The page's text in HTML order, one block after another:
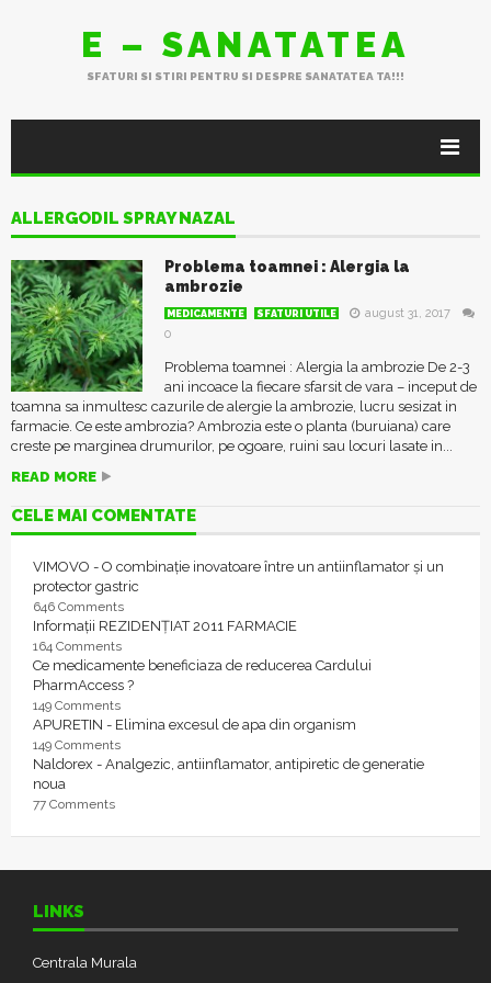
E – SANATATEA
SFATURI SI STIRI PENTRU SI DESPRE SANATATEA TA!!!
ALLERGODIL SPRAY NAZAL
Problema toamnei : Alergia la
ambrozie
MEDICAMENTE SFATURI UTILE
august 31, 2017
0
Problema toamnei : Alergia la ambrozie De 2-3
ani incoace la fiecare sfarsit de vara – inceput de
toamna sa inmultesc cazurile de alergie la ambrozie, lucru sesizat in
farmacie. Ce este ambrozia? Ambrozia este o planta (buruiana) care
creste pe marginea drumurilor, pe ogoare, ruini sau locuri lasate in...
READ MORE
CELE MAI COMENTATE
VIMOVO - O combinație inovatoare între un antiinflamator și un
protector gastric
646 Comments
Informații REZIDENȚIAT 2011 FARMACIE
164 Comments
Ce medicamente beneficiaza de reducerea Cardului
PharmAccess ?
149 Comments
APURETIN - Elimina excesul de apa din organism
149 Comments
Naldorex - Analgezic, antiinflamator, antipiretic de generatie
noua
77 Comments
LINKS
Centrala Murala